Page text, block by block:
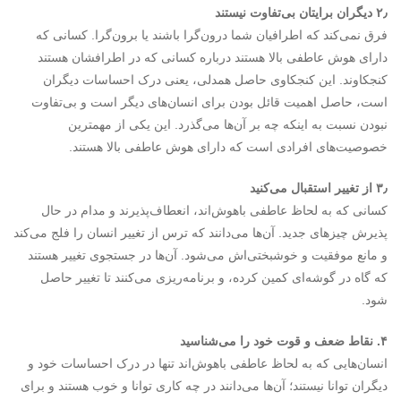
۲٫ دیگران برایتان بی‌تفاوت نیستند
فرق نمی‌کند که اطرافیان شما درون‌گرا باشند یا برون‌گرا. کسانی که
دارای هوش عاطفی بالا هستند درباره کسانی که در اطرافشان هستند
کنجکاوند. این کنجکاوی حاصل همدلی، یعنی درک احساسات دیگران
است، حاصل اهمیت قائل بودن برای انسان‌های دیگر است و بی‌تفاوت
نبودن نسبت به اینکه چه بر آن‌ها می‌گذرد. این یکی از مهمترین
خصوصیت‌های افرادی است که دارای هوش عاطفی بالا هستند.
۳٫ از تغییر استقبال می‌کنید
کسانی که به لحاظ عاطفی باهوش‌اند، انعطاف‌پذیرند و مدام در حال
پذیرش چیزهای جدید. آن‌ها می‌دانند که ترس از تغییر انسان را فلج می‌کند
و مانع موفقیت و خوشبختی‌اش می‌شود. آن‌ها در جستجوی تغییر هستند
که گاه در گوشه‌ای کمین کرده، و برنامه‌ریزی می‌کنند تا تغییر حاصل
شود.
۴. نقاط ضعف و قوت خود را می‌شناسید
انسان‌هایی که به لحاظ عاطفی باهوش‌اند تنها در درک احساسات خود و
دیگران توانا نیستند؛ آن‌ها می‌دانند در چه کاری توانا و خوب هستند و برای